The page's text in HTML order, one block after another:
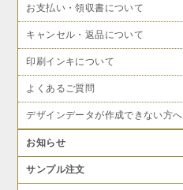
お支払い・領収書について
キャンセル・返品について
印刷インキについて
よくあるご質問
デザインデータが作成できない方へ
お知らせ
サンプル注文